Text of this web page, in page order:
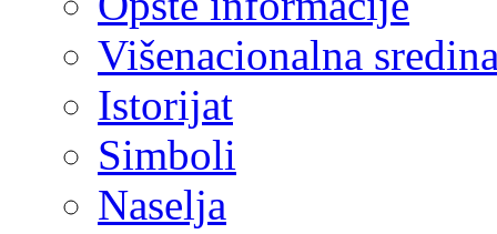
Višenacionalna
Istorijat
Simboli
Naselja